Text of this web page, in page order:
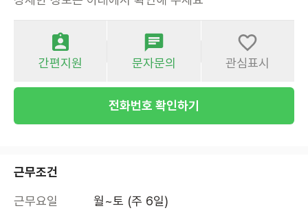
간편지원 문자문의 관심표시
전화번호 확인하기
근무조건
근무요일
월~토 (주 6일)